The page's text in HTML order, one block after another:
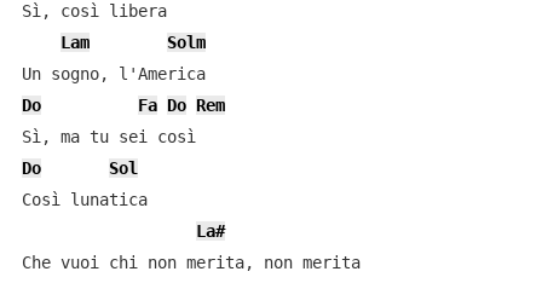
Sì, così libera
Lam
Solm
Un sogno, l'America
Do
Fa Do Rem
Do
Sol
Così lunatica
La#
Che vuoi chi non merita, non merita